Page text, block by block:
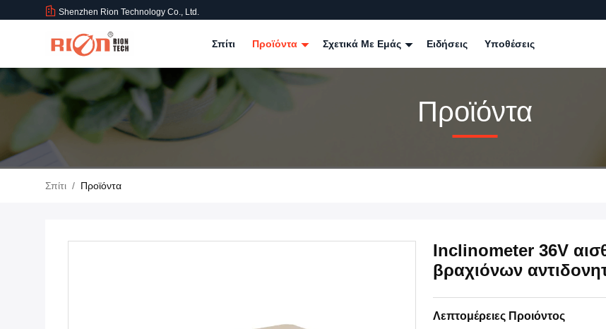
Shenzhen Rion Technology Co., Ltd.
Σπίτι Προϊόντα Σχετικά Με Εμάς Ειδήσεις Υποθέσεις
Προϊόντα
Σπίτι / Προϊόντα
Inclinometer 36V
βραχιόνων
Λεπτομέρειες Προιόντος